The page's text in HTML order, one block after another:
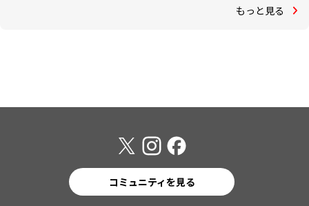
もっと見る
コミュニティを見る